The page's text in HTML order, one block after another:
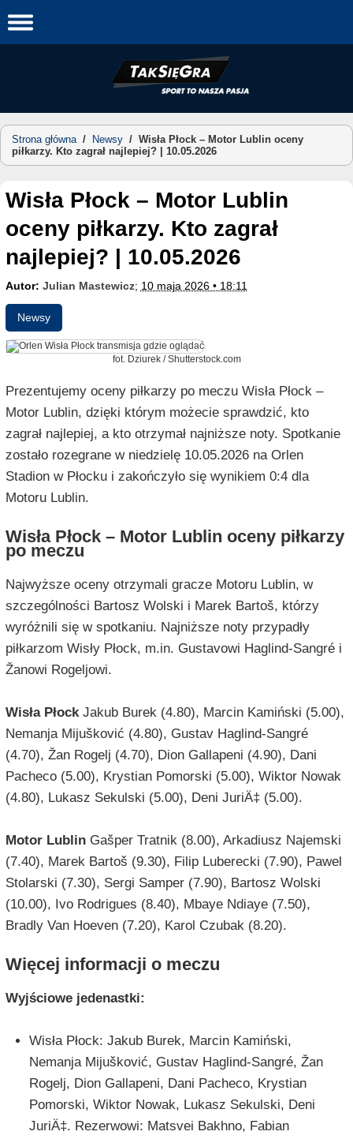
to
Strona główna/ Newsy / Wisła Płock – Motor Lublin oceny
piłkarzy. Kto zagrał najlepiej? | 10.05.2026
Wisła Płock – Motor Lublin
oceny piłkarzy. Kto zagrał
najlepiej? | 10.05.2026
Autor: Julian Mastewicz; 10 maja 2026 • 18:11
Newsy
fot. Dziurek / Shutterstock.com
Prezentujemy oceny piłkarzy po meczu Wisła Płock –
Motor Lublin, dzięki którym możecie sprawdzić, kto
zagrał najlepiej, a kto otrzymał najniższe noty. Spotkanie
zostało rozegrane w niedzielę 10.05.2026 na Orlen
Stadion w Płocku i zakończyło się wynikiem 0:4 dla
Motoru Lublin.
Wisła Płock – Motor Lublin oceny piłkarzy
po meczu
Najwyższe oceny otrzymali gracze Motoru Lublin, w
szczególności Bartosz Wolski i Marek Bartoš, którzy
wyróżnili się w spotkaniu. Najniższe noty przypadły
piłkarzom Wisły Płock, m.in. Gustavowi Haglind-Sangré i
Žanowi Rogeljowi.
Wisła PłockJakub Burek (4.80), Marcin Kamiński (5.00),
Nemanja Mijušković (4.80), Gustav Haglind-Sangré
(4.70), Žan Rogelj (4.70), Dion Gallapeni (4.90), Dani
Pacheco (5.00), Krystian Pomorski (5.00), Wiktor Nowak
(4.80), Lukasz Sekulski (5.00), Deni JuriÄ‡ (5.00).
Motor LublinGašper Tratnik (8.00), Arkadiusz Najemski
(7.40), Marek Bartoš (9.30), Filip Luberecki (7.90), Pawel
Stolarski (7.30), Sergi Samper (7.90), Bartosz Wolski
(10.00), Ivo Rodrigues (8.40), Mbaye Ndiaye (7.50),
Bradly Van Hoeven (7.20), Karol Czubak (8.20).
Więcej informacji o meczu
Wyjściowe jedenastki:
Wisła Płock: Jakub Burek, Marcin Kamiński,
Nemanja Mijušković, Gustav Haglind-Sangré, Žan
Rogelj, Dion Gallapeni, Dani Pacheco, Krystian
Pomorski, Wiktor Nowak, Lukasz Sekulski, Deni
JuriÄ‡. Rezerwowi: Matsvei Bakhno, Fabian